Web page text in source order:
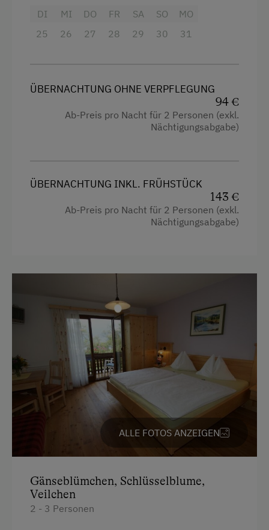
eigene Trinkwasserquelle
Übernachtung mit Frühstück
Freizeitaktivitäten am Betrieb und in der
Zusätzliche Ausstattungsmerkmale
Gästeküche im Zimmer
Aktivurlaub
Wandern
Badeurlaub
Mithilfe am Hof
Kulinarik / Genuss
Kühlschrank
Kochnische
DI
25
MI
26
DO
27
FR
28
SA
29
SO
30
MO
31
ÜBERNACHTUNG OHNE VERPFLEGUNG
94 €
Ab-Preis pro Nacht für 2 Personen (exkl.
Nächtigungsabgabe)
ÜBERNACHTUNG INKL. FRÜHSTÜCK
143 €
Ab-Preis pro Nacht für 2 Personen (exkl.
Nächtigungsabgabe)
ALLE FOTOS ANZEIGEN
Gänseblümchen, Schlüsselblume,
Veilchen
2 - 3 Personen